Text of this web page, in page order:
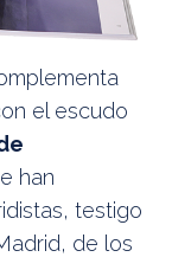
el escudo
han
testigo
de los